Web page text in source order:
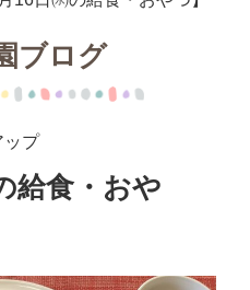
ブログ
ップ
給食・おや